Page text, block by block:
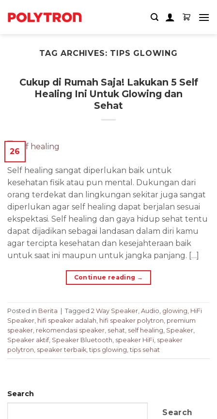
TAG ARCHIVES: TIPS GLOWING
Cukup di Rumah Saja! Lakukan 5 Self
Healing Ini Untuk Glowing dan
Sehat
26
Self healing sangat diperlukan baik untuk
kesehatan fisik atau pun mental. Dukungan dari
orang terdekat dan lingkungan sekitar juga sangat
diperlukan agar self healing dapat berjalan sesuai
ekspektasi. Self healing dan gaya hidup sehat tentu
dapat dijadikan sebagai landasan dalam diri kamu
agar tercipta kesehatan dan kesejahteraan baik
untuk saat ini maupun untuk jangka panjang. […]
Continue reading →
Posted in Berita | Tagged 2 Way Speaker Audio glowing HiFi
Speaker hifi speaker adalah hifi speaker polytron premium
speaker rekomendasi speaker sehat self healing Speaker
Speaker aktif, Speaker Bluetooth speaker HiFi speaker
polytron speaker terbaik tips glowing tips sehat
Search
Search